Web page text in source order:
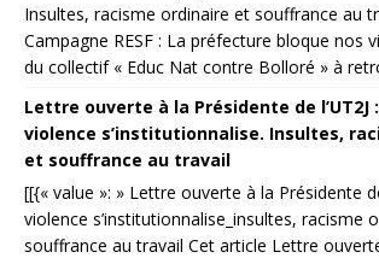
Insultes, racisme ordinaire et souffrance au
Campagne RESF : La préfecture bloque nos
du collectif « Educ Nat contre Bolloré » à
Lettre ouverte à la Présidente de l’UT2J
violence s’institutionnalise. Insultes,
et souffrance au travail
[[{« value »: » Lettre ouverte à la Présidente
violence s’institutionnalise_insultes, racisme
souffrance au travail Cet article Lettre